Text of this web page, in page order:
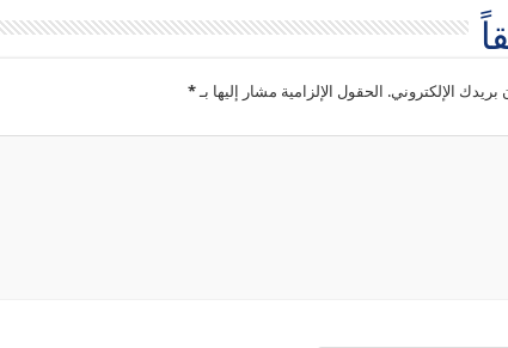
الإلكتروني. الحقول الإلزامية مشار إليها بـ*